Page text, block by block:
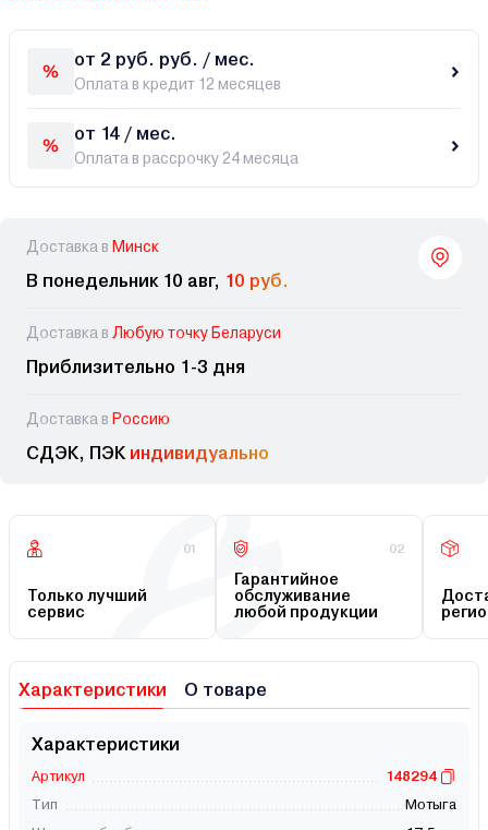
от 2 руб. руб. / мес.
Оплата в кредит 12 месяцев
от 14 / мес.
Оплата в рассрочку 24 месяца
Доставка в Минск
В понедельник 10 авг, 10 руб.
Доставка в Любую точку Беларуси
Приблизительно 1-3 дня
Доставка в Россию
СДЭК, ПЭК индивидуально
01
Только лучший
сервис
02
Гарантийное
обслуживание
любой продукции
Характеристики О товаре
Характеристики
Артикул
148294
Тип
Мотыга